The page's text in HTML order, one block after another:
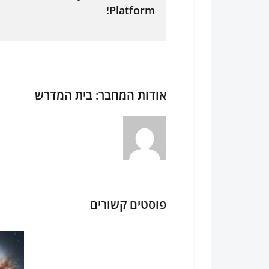
Platform!
אודות המחבר: בית המדרש
פוסטים קשורים